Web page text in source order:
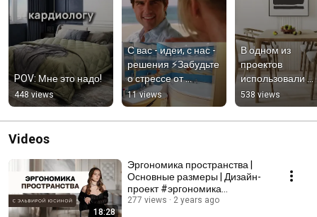
POV: Мне это надо!
448 views
С вас - идеи, с нас -
решения ⚡️Забудьте
о стрессе от
ремонта — возьмем
все хлопоты на
себя!
11 views
В одном из
проектов
использовали
джапанди:
минимализм и
скандинавскую
538 views
Videos
18:28
Эргономика пространства |
Основные размеры | Дизайн-
проект #эргономика
#дизайнпроект
277 views 2 years ago